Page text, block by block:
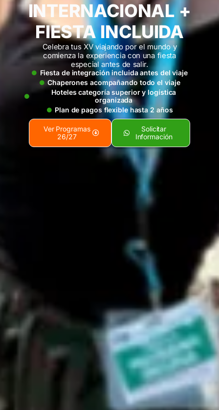
INTERNACIONAL +
FIESTA INCLUIDA
Celebra tus XV viajando por el mundo y
comienza la experiencia con una fiesta
especial antes de salir.
Fiesta de integración incluida antes del viaje
Chaperones acompañando todo el viaje
Hoteles categoría superior y logística
organizada
Plan de pagos flexible hasta 2 años
Ver Programas
26/27
Solicitar
Información